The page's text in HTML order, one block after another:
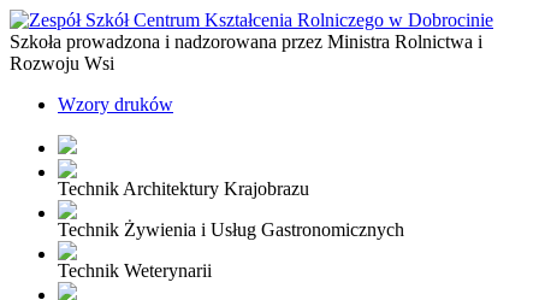
Szkoła prowadzona i nadzorowana przez Ministra Rolnictwa i
Rozwoju Wsi
Wzory druków
Technik Architektury Krajobrazu
Technik Żywienia i Usług Gastronomicznych
Technik Weterynarii